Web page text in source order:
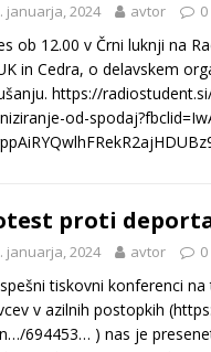
januarja, 2024 avtor 0
ob 12.00 v Črni luknji na
in Cedra, o delavskem
https://
od-
proti
januarja, 2024 avtor 0
tiskovni konferenci
v azilnih postopkih
694453… ) nas je